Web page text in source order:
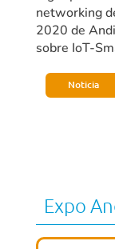
networking
2020 de
sobre IoT-
Noticia
Expo